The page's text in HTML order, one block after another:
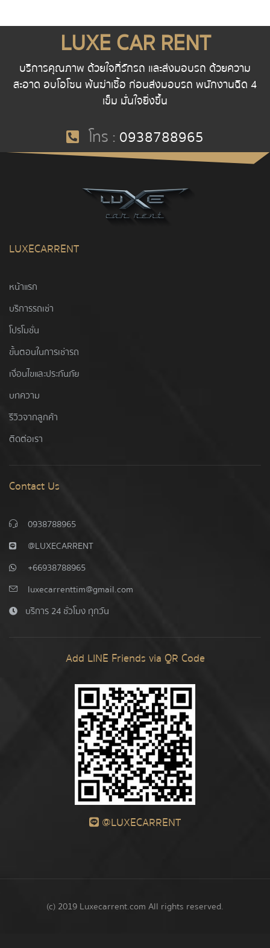
LUXE CAR RENT
บริการคุณภาพ ด้วยใจที่รักรถ และส่งมอบรถ ด้วยความ
สะอาด อบโอโซน พ้นฆ่าเชื้อ ก่อนส่งมอบรถ พนักงานฉีด 4
เข็ม มั่นใจยิ่งขึ้น
โทร : 0938788965
LUXECARRENT
หน้าแรก
บริการรถเช่า
โปรโมชั่น
ขั้นตอนในการเช่ารถ
เงื่อนไขและประกันภัย
บทความ
รีวิวจากลูกค้า
ติดต่อเรา
Contact Us
0938788965
@LUXECARRENT
+66938788965
luxecarrenttim@gmail.com
บริการ 24 ชั่วโมง ทุกวัน
Add LINE Friends via QR Code
@LUXECARRENT
(c) 2019 Luxecarrent.com All rights reserved.